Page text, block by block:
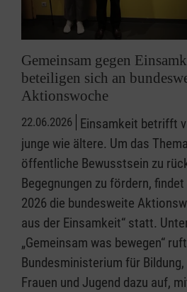
Gemeinsam gegen
beteiligen sich an
Aktionswoche
22.06.2026 Einsamkeit betrifft
junge wie ältere. Um das
öffentliche Bewusstsein zu
Begegnungen zu fördern,
2026 die bundesweite
aus der Einsamkeit“ statt.
„Gemeinsam was bewegen“
Bundesministerium für
Frauen und Jugend dazu auf,